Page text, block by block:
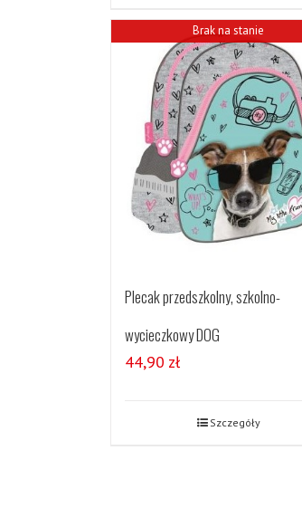
Brak na stanie
Plecak przedszkolny, szkolno-
wycieczkowy DOG
44,90 zł
Szczegóły